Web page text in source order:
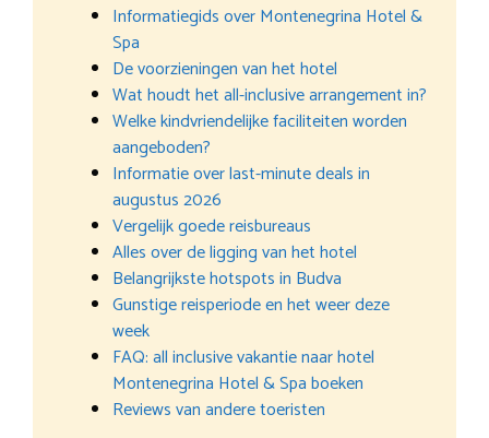
Informatiegids over Montenegrina Hotel &
Spa
De voorzieningen van het hotel
Wat houdt het all-inclusive arrangement in?
Welke kindvriendelijke faciliteiten worden
aangeboden?
Informatie over last-minute deals in
augustus 2026
Vergelijk goede reisbureaus
Alles over de ligging van het hotel
Belangrijkste hotspots in Budva
Gunstige reisperiode en het weer deze
week
FAQ: all inclusive vakantie naar hotel
Montenegrina Hotel & Spa boeken
Reviews van andere toeristen